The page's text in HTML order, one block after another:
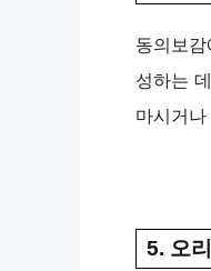
동의보
성하는
마시거
5. 오